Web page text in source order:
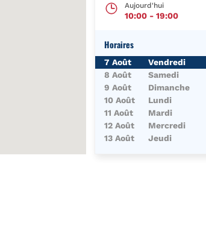
Aujourd'hui
10:00 -19:00
Horaires
Jour de la SemaineHoraires
7 Août Vendredi
8 Août
Samedi
9 Août
Dimanche
10 Août
Lundi
11 Août
Mardi
12 Août
Mercredi
13 Août
Jeudi